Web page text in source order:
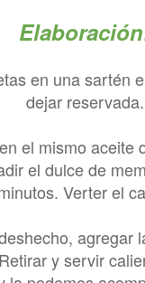
en una sartén
dejar reservada.
el mismo aceite
el dulce de
Verter el
agregar
y servir